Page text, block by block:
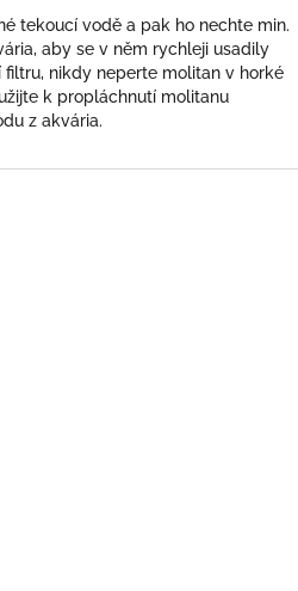
tekoucí vodě a pak ho nechte min.
aby se v něm rychleji usadily
filtru, nikdy neperte molitan v horké
k propláchnutí molitanu
z akvária.